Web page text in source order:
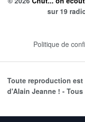
sur 19
Politique de
Toute reproduction
d'Alain Jeanne ! -